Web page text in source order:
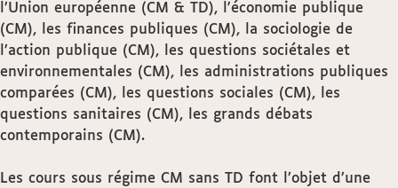
l’Union européenne (CM & TD), l'économie publique
(CM), les finances publiques (CM), la sociologie de
l’action publique (CM), les questions sociétales et
environnementales (CM), les administrations publiques
comparées (CM), les questions sociales (CM), les
questions sanitaires (CM), les grands débats
contemporains (CM).
Les cours sous régime CM sans TD font l’objet d’une